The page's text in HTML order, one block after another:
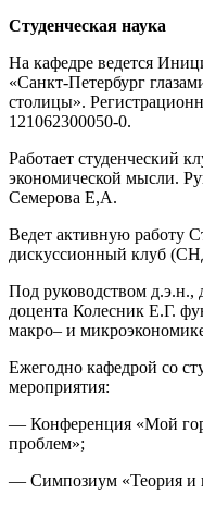
Студенческая наука
На кафедре ведется
«Санкт-Петербург
столицы».
121062300050-0.
Работает студенческий
экономической мысли.
Семерова Е,А.
Ведет активную работу
дискуссионный клуб
Под руководством
доцента Колесник Е.Г.
макро– и
Ежегодно кафедрой со
мероприятия:
— Конференция «Мой
проблем»;
— Симпозиум «Теория и